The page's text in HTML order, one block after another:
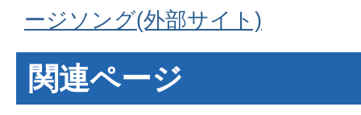
ージソング(外部サイト)
関連ページ